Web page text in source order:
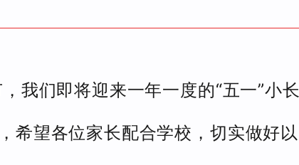
我们即将迎来一年一度的“五一”小长
希望各位家长配合学校，切实做好以